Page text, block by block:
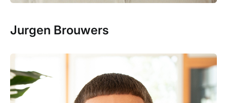
Jurgen Brouwers